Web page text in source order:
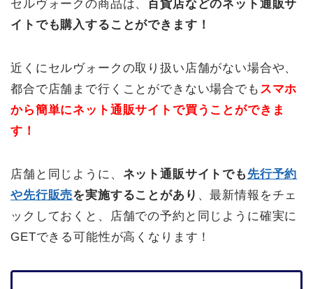
セルヴォークの商品は、
百貨店などのネット通販サ
イトでも購入することができます！
近くにセルヴォークの取り扱い店舗がない場合や、
都合で店舗まで行くことができない場合でも スマホ
から簡単にネット通販サイトで買うことができま
す！
店舗と同じように、 ネット通販サイトでも 先行予約
や先行販売を実施することがあり 、最新情報をチェ
ックしておくと、店舗での予約と同じように確実に
GETできる可能性が高くなります！